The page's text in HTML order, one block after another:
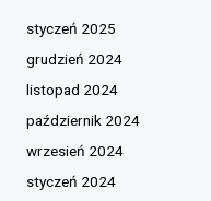
styczeń 2025
grudzień 2024
listopad 2024
październik 2024
wrzesień 2024
styczeń 2024